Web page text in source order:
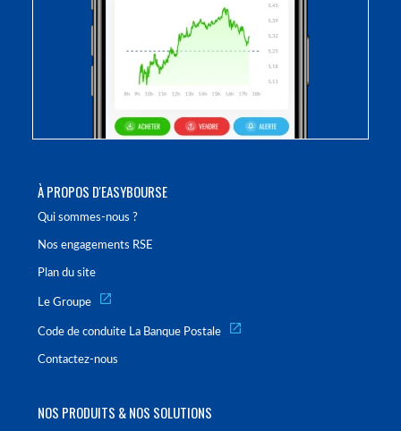
À PROPOS D'EASYBOURSE
Qui sommes-nous ?
Nos engagements RSE
Plan du site
Le Groupe
Code de conduite La Banque Postale
Contactez-nous
NOS PRODUITS & NOS SOLUTIONS